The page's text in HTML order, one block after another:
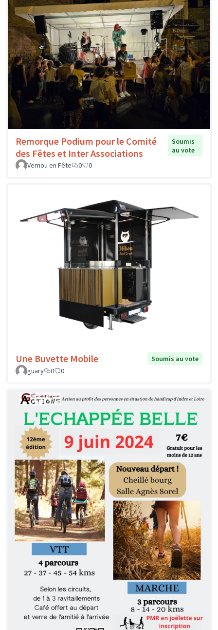
Remorque Podium pour le Comité
des Fêtes et Inter Associations
Soumis
au vote
Vernou en Fête
0 0
Une Buvette Mobile
Soumis au vote
guary
0 0